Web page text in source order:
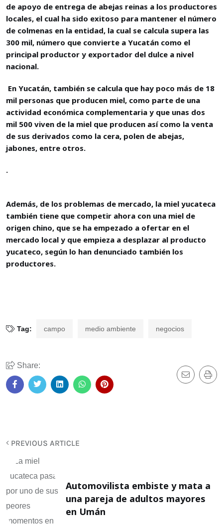
de apoyo de entrega de abejas reinas a los productores
locales, el cual ha sido exitoso para mantener el número
de colmenas en la entidad, la cual se calcula supera las
300 mil, número que convierte a Yucatán como el
principal productor y exportador del dulce a nivel
nacional.
En Yucatán, también se calcula que hay poco más de 18
mil personas que producen miel, como parte de una
actividad económica complementaria y que unas dos
mil 500 viven de la miel que producen así como la venta
de sus derivados como la cera, polen de abejas,
jabones, entre otros.
.
Además, de los problemas de mercado, la miel yucateca
también tiene que competir ahora con una miel de
origen chino, que se ha empezado a ofertar en el
mercado local y que empieza a desplazar al producto
yucateco, según lo han denunciado también los
productores.
Tag: campo medio ambiente negocios
Share:
PREVIOUS ARTICLE
Automovilista embiste y mata a
una pareja de adultos mayores
en Umán